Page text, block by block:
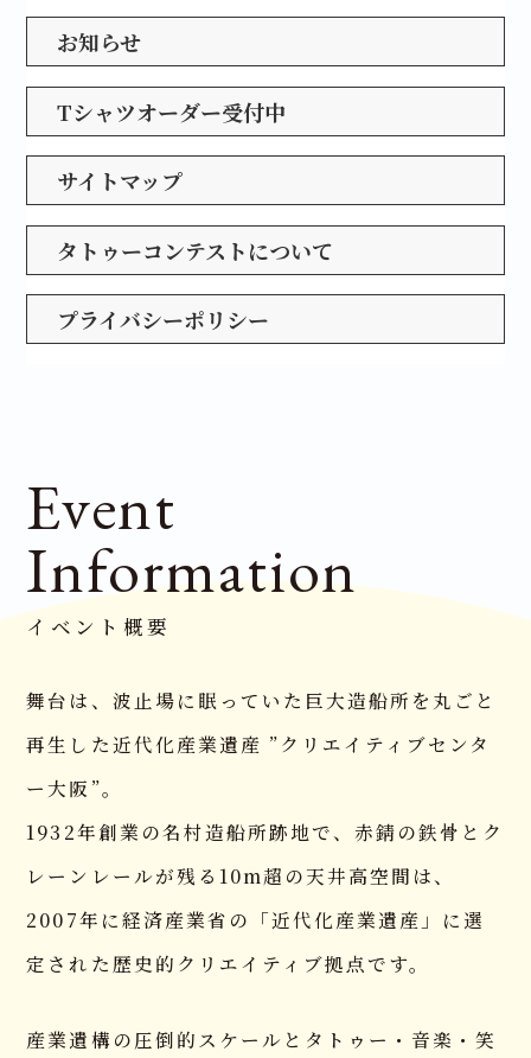
お知らせ
Tシャツオーダー受付中
サイトマップ
タトゥーコンテストについて
プライバシーポリシー
Event
Information
イベント概要
舞台は、波止場に眠っていた巨大造船所を丸ごと
再生した近代化産業遺産 ”クリエイティブセンタ
ー大阪”。
1932年創業の名村造船所跡地で、赤錆の鉄骨とク
レーンレールが残る10m超の天井高空間は、
2007年に経済産業省の「近代化産業遺産」に選
定された歴史的クリエイティブ拠点です。
産業遺構の圧倒的スケールとタトゥー・音楽・笑